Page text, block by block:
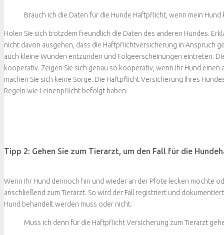
Brauch ich die Daten für die Hunde Haftpflicht, wenn mein Hund
Holen Sie sich trotzdem freundlich die Daten des anderen Hundes.
nicht davon ausgehen, dass die Haftpflichtversicherung in Anspruch
auch kleine Wunden entzünden und Folgeerscheinungen eintreten.
kooperativ. Zeigen Sie sich genau so kooperativ, wenn Ihr Hund einen
machen Sie sich keine Sorge. Die Haftpflicht Versicherung Ihres
Regeln wie Leinenpflicht befolgt haben.
Tipp 2: Gehen Sie zum Tierarzt, um den Fall für die
Wenn Ihr Hund dennoch hin und wieder an der Pfote lecken möchte
anschließend zum Tierarzt. So wird der Fall registriert und
Hund behandelt werden muss oder nicht.
Muss ich denn für die Haftpflicht Versicherung zum Tierarzt